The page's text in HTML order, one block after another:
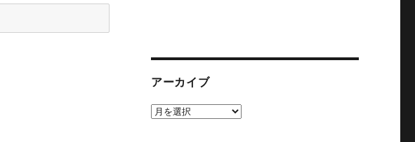
アーカイブ
ア